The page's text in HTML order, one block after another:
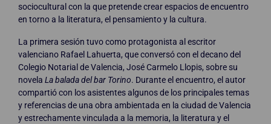
sociocultural con la que pretende crear espacios de encuentro
en torno a la literatura, el pensamiento y la cultura.
La primera sesión tuvo como protagonista al escritor
valenciano Rafael Lahuerta, que conversó con el decano del
Colegio Notarial de Valencia, José Carmelo Llopis, sobre su
novela La balada del bar Torino. Durante el encuentro, el autor
compartió con los asistentes algunos de los principales temas
y referencias de una obra ambientada en la ciudad de Valencia
y estrechamente vinculada a la memoria, la literatura y el